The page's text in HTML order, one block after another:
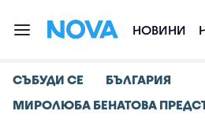
НОВИНИ
СЪБУДИ СЕ
БЪЛГАРИЯ
МИРОЛЮБА БЕНАТОВА